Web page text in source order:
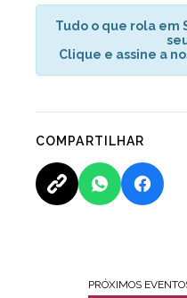
Tudo o que rola em
Clique e assine a
COMPARTILHAR
PRÓXIMOS